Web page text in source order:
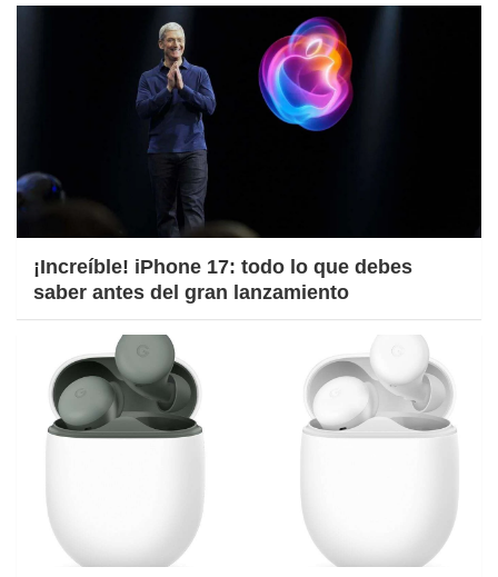
¡Increíble! iPhone 17: todo lo que debes
saber antes del gran lanzamiento